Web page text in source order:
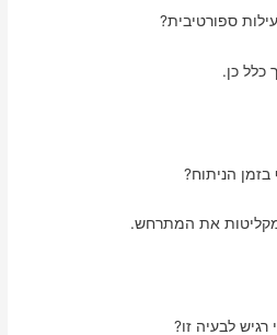
ספורטיבית?
כלל כן.
הניתוח?
את המתרחש.
לבעיה זו?